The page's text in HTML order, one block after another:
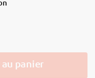
panier